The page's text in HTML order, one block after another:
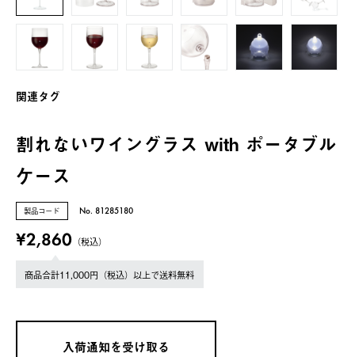
関連タグ
割れないワイングラス with ポータブル
ケース
製品コード No. 81285180
¥2,860 （税込）
商品合計11,000円（税込）以上で送料無料
入荷通知を受け取る